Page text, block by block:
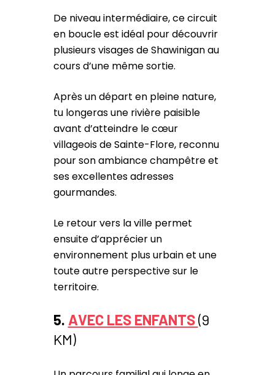
De niveau intermédiaire, ce circuit
en boucle est idéal pour découvrir
plusieurs visages de Shawinigan au
cours d’une même sortie.
Après un départ en pleine nature,
tu longeras une rivière paisible
avant d’atteindre le cœur
villageois de Sainte-Flore, reconnu
pour son ambiance champêtre et
ses excellentes adresses
gourmandes.
Le retour vers la ville permet
ensuite d’apprécier un
environnement plus urbain et une
toute autre perspective sur le
territoire.
5. AVEC LES ENFANTS(9
KM)